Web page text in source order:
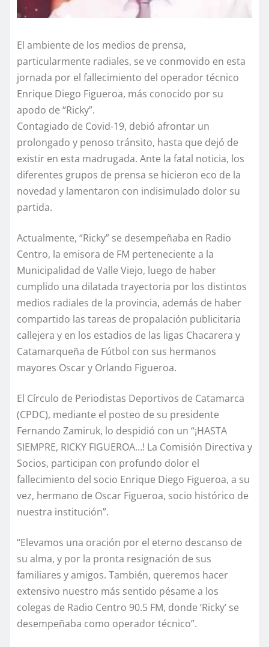
El ambiente de los medios de prensa,
particularmente radiales, se ve conmovido en esta
jornada por el fallecimiento del operador técnico
Enrique Diego Figueroa, más conocido por su
apodo de “Ricky”.
Contagiado de Covid-19, debió afrontar un
prolongado y penoso tránsito, hasta que dejó de
existir en esta madrugada. Ante la fatal noticia, los
diferentes grupos de prensa se hicieron eco de la
novedad y lamentaron con indisimulado dolor su
partida.
Actualmente, “Ricky” se desempeñaba en Radio
Centro, la emisora de FM perteneciente a la
Municipalidad de Valle Viejo, luego de haber
cumplido una dilatada trayectoria por los distintos
medios radiales de la provincia, además de haber
compartido las tareas de propalación publicitaria
callejera y en los estadios de las ligas Chacarera y
Catamarqueña de Fútbol con sus hermanos
mayores Oscar y Orlando Figueroa.
El Círculo de Periodistas Deportivos de Catamarca
(CPDC), mediante el posteo de su presidente
Fernando Zamiruk, lo despidió con un “¡HASTA
SIEMPRE, RICKY FIGUEROA…! La Comisión Directiva y
Socios, participan con profundo dolor el
fallecimiento del socio Enrique Diego Figueroa, a su
vez, hermano de Oscar Figueroa, socio histórico de
nuestra institución”.
“Elevamos una oración por el eterno descanso de
su alma, y por la pronta resignación de sus
familiares y amigos. También, queremos hacer
extensivo nuestro más sentido pésame a los
colegas de Radio Centro 90.5 FM, donde ‘Ricky’ se
desempeñaba como operador técnico”.